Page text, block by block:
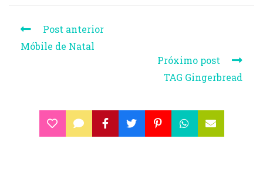
Post anterior
Móbile de Natal
Próximo post
TAG Gingerbread